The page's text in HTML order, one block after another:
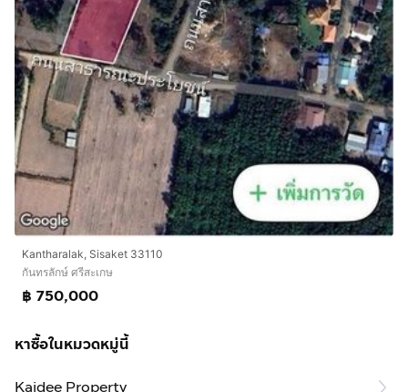
Kantharalak, Sisaket 33110
กันทรลักษ์ ศรีสะเกษ
฿ 750,000
หาซื้อในหมวดหมู่นี้
Kaidee Property